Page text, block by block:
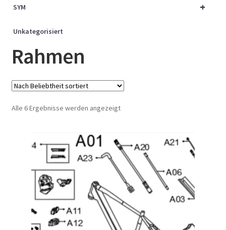
+
SYM
Unkategorisiert
Rahmen
Alle 6 Ergebnisse werden angezeigtNach